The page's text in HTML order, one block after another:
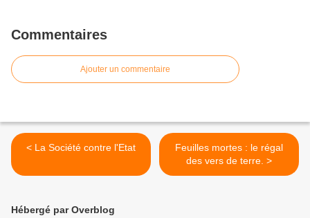
Commentaires
Ajouter un commentaire
< La Société contre l'Etat
Feuilles mortes : le régal
des vers de terre. >
Hébergé par Overblog